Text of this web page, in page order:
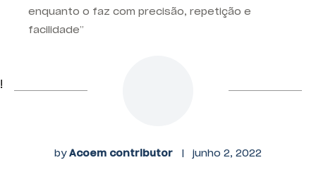
enquanto o faz com precisão, repetição e
facilidade”
!
byAcoem contributor | junho 2, 2022